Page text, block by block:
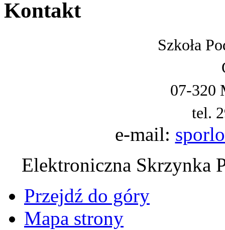
Kontakt
Szkoła
07-320
tel.
e-mail:
Elektroniczna Skrzynka
Przejdź do góry
Mapa strony